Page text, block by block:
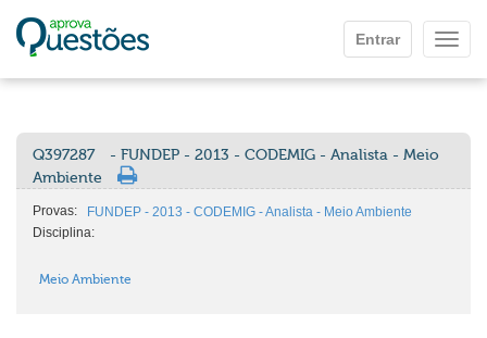
Entrar
Q397287
- FUNDEP - 2013 - CODEMIG - Analista - Meio
Ambiente
Provas:
FUNDEP - 2013 - CODEMIG - Analista - Meio Ambiente
Disciplina:
Meio Ambiente